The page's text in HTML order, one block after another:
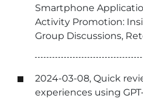
Smartphone
Activity Promotion:
Group Discussions,
2024-03-08, Quick
experiences using